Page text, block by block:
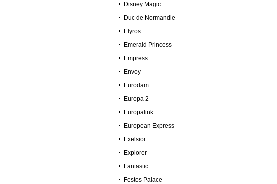
Disney Magic
Duc de Normandie
Elyros
Emerald Princess
Empress
Envoy
Eurodam
Europa 2
Europalink
European Express
Exelsior
Explorer
Fantastic
Festos Palace